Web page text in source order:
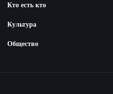
Кто есть кто
Культура
Общество